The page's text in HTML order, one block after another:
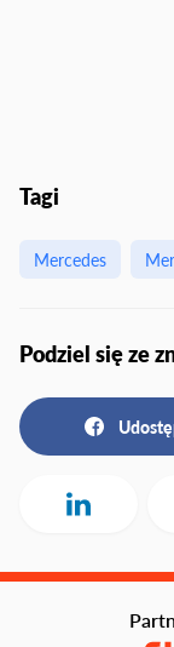
Tagi
Mercedes
Podziel się ze